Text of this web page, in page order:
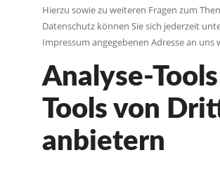
Hierzu sowie zu weiteren Fragen zum
Datenschutz können Sie sich jederzeit
Impressum angegebenen Adresse an uns
Analyse-
Tools von
anbietern